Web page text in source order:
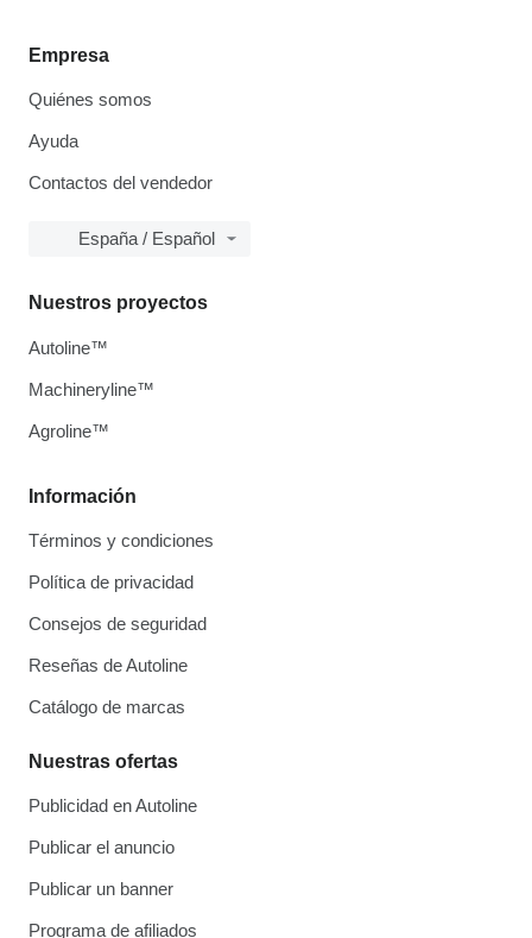
Empresa
Quiénes somos
Ayuda
Contactos del vendedor
España / Español
Información
Términos y condiciones
Política de privacidad
Consejos de seguridad
Reseñas de Autoline
Catálogo de marcas
Nuestras ofertas
Publicidad en Autoline
Publicar el anuncio
Publicar un banner
Programa de afiliados
Nuestros proyectos
Autoline™
Machineryline™
Agroline™